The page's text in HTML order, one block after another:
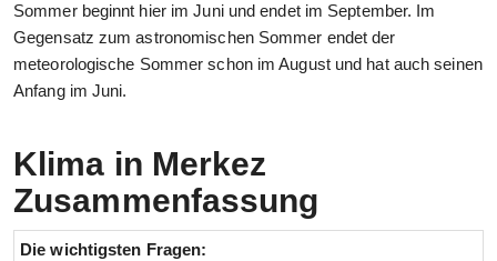
Sommer beginnt hier im Juni und endet im September. Im
Gegensatz zum astronomischen Sommer endet der
meteorologische Sommer schon im August und hat auch seinen
Anfang im Juni.
Klima in Merkez
Zusammenfassung
Die wichtigsten Fragen: